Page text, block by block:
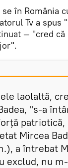
în România
Tv a spus
— "cred
laolaltă,
"s-a
patriotică,
Mircea
a întrebat
exclud, nu